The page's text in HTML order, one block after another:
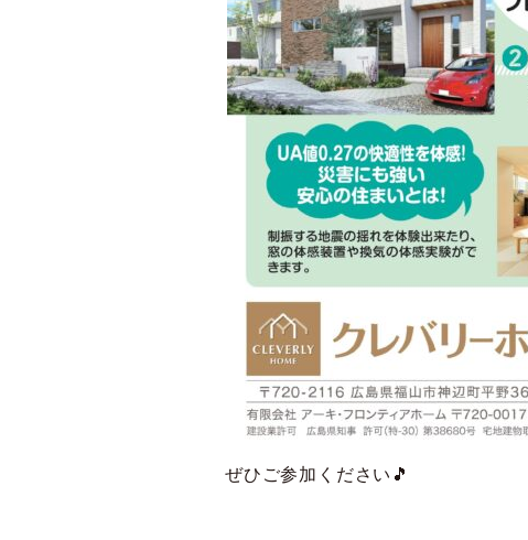
ぜひご参加ください🎵